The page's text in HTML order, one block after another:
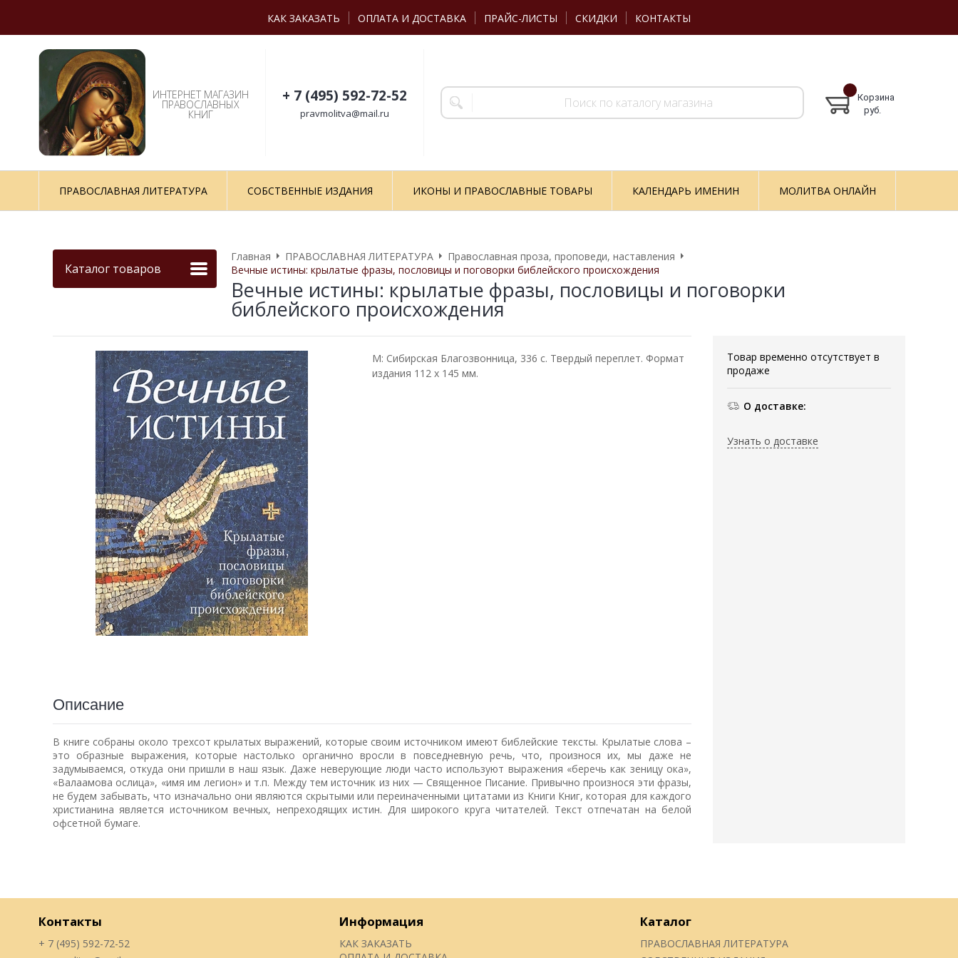
КАК ЗАКАЗАТЬ ОПЛАТА И ДОСТАВКА ПРАЙС-ЛИСТЫ СКИДКИ КОНТАКТЫ
ИНТЕРНЕТ МАГАЗИН
ПРАВОСЛАВНЫХ
КНИГ
+ 7 (495) 592-72-52
pravmolitva@mail.ru
Корзина
руб.
ПРАВОСЛАВНАЯ ЛИТЕРАТУРА СОБСТВЕННЫЕ ИЗДАНИЯ ИКОНЫ И ПРАВОСЛАВНЫЕ ТОВАРЫ КАЛЕНДАРЬ ИМЕНИН МОЛИТВА ОНЛАЙН
Каталог товаров
Главная ПРАВОСЛАВНАЯ ЛИТЕРАТУРА
Православная проза, проповеди, наставления
Вечные истины: крылатые фразы, пословицы и поговорки библейского происхождения
Вечные истины: крылатые фразы, пословицы и поговорки
библейского происхождения
Товар временно отсутствует в
продаже
О доставке:
Узнать о доставке
М: Сибирская Благозвонница, 336 с. Твердый переплет. Формат
издания 112 х 145 мм.
Описание
В книге собраны около трехсот крылатых выражений, которые своим источником имеют библейские тексты. Крылатые слова –
это образные выражения, которые настолько органично вросли в повседневную речь, что, произнося их, мы даже не
задумываемся, откуда они пришли в наш язык. Даже неверующие люди часто используют выражения «беречь как зеницу ока»,
«Валаамова ослица», «имя им легион» и т.п. Между тем источник из них — Священное Писание. Привычно произнося эти фразы,
не будем забывать, что изначально они являются скрытыми или переиначенными цитатами из Книги Книг, которая для каждого
христианина является источником вечных, непреходящих истин. Для широкого круга читателей. Текст отпечатан на белой
офсетной бумаге.
Контакты
+ 7 (495) 592-72-52
Информация
КАК ЗАКАЗАТЬ
Каталог
ПРАВОСЛАВНАЯ ЛИТЕРАТУРА